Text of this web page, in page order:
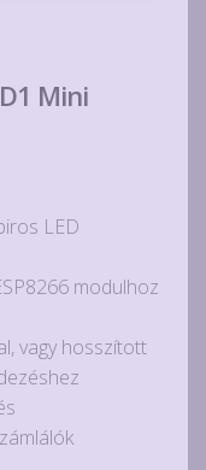
Mini
LED
modulhoz
vagy hosszított